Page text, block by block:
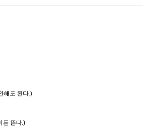
해도 된다.)
든 뜬다.)